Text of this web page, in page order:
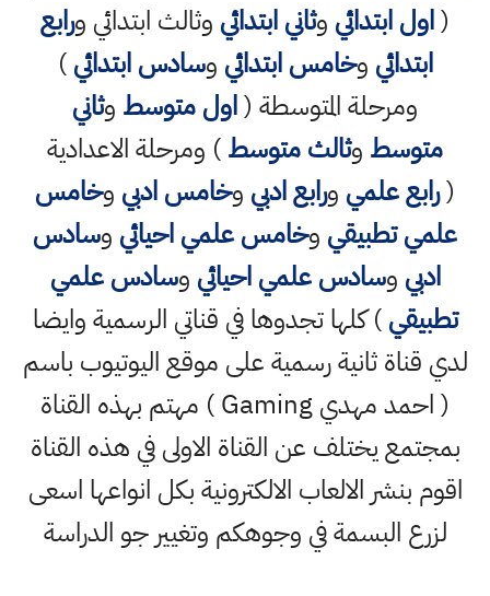
(اول ابتدائي وثاني ابتدائي وثالث ابتدائي ورابع
ابتدائي وخامس ابتدائي وسادس ابتدائي)
ومرحلة المتوسطة (اول متوسط وثاني
متوسط وثالث متوسط) ومرحلة الاعدادية
(رابع علمي ورابع ادبي وخامس ادبي وخامس
علمي تطبيقي وخامس علمي احيائي وسادس
ادبي وسادس علمي احيائي وسادس علمي
تطبيقي) كلها تجدوها في قناتي الرسمية وايضا
لدي قناة ثانية رسمية على موقع اليوتيوب باسم
( احمد مهدي Gaming ) مهتم بهذه القناة
بمجتمع يختلف عن القناة الاولى في هذه القناة
اقوم بنشر الالعاب الالكترونية بكل انواعها اسعى
لزرع البسمة في وجوهكم وتغيير جو الدراسة